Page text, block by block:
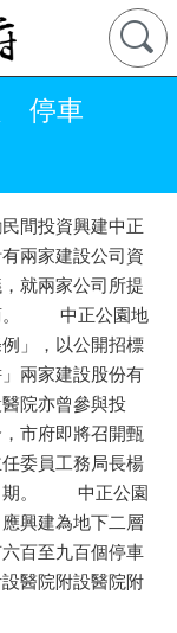
停車
間投資興建中正
兩家建設公司資
就兩家公司所提
商。 中正公園地
」，以公開招標
兩家建設股份有
院亦曾參與投
市府即將召開甄
委員工務局長楊
日期。 中正公園
興建為地下二層
百至九百個停車
醫院附設醫院附